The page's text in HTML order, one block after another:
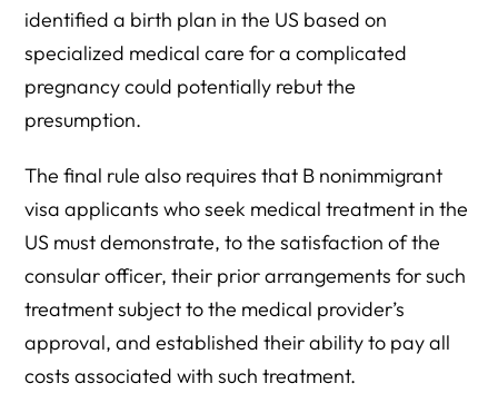
identified a birth plan in the US based on
specialized medical care for a complicated
pregnancy could potentially rebut the
presumption.
The final rule also requires that B nonimmigrant
visa applicants who seek medical treatment in the
US must demonstrate, to the satisfaction of the
consular officer, their prior arrangements for such
treatment subject to the medical provider’s
approval, and established their ability to pay all
costs associated with such treatment.